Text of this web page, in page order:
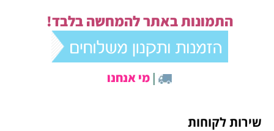
התמונות באתר להמחשה בלבד!
|מי אנחנו
שירות לקוחות